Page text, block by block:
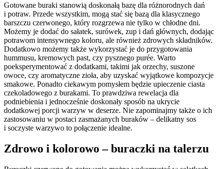
Gotowane buraki stanowią doskonałą bazę dla różnorodnych dań
i potraw. Przede wszystkim, mogą stać się bazą dla klasycznego
barszczu czerwonego, który rozgrzewa nie tylko w chłodne dni.
Możemy je dodać do sałatek, surówek, zup i dań głównych, dodając
potrawom intensywnego koloru, ale również zdrowych składników.
Dodatkowo możemy także wykorzystać je do przygotowania
hummusu, kremowych past, czy pysznego purée. Warto
poeksperymentować z dodatkami, takimi jak orzechy, suszone
owoce, czy aromatyczne zioła, aby uzyskać wyjątkowe kompozycje
smakowe. Ponadto ciekawym pomysłem będzie upieczenie ciasta
czekoladowego z burakami. To prawdziwa rewelacja dla
podniebienia i jednocześnie doskonały sposób na ukrycie
dodatkowej porcji warzyw w deserze. Nie zapominajmy także o ich
zastosowaniu w postaci zasmażanych buraków – delikatny sos
i soczyste warzywo to połączenie idealne.
Zdrowo i kolorowo – buraczki na talerzu